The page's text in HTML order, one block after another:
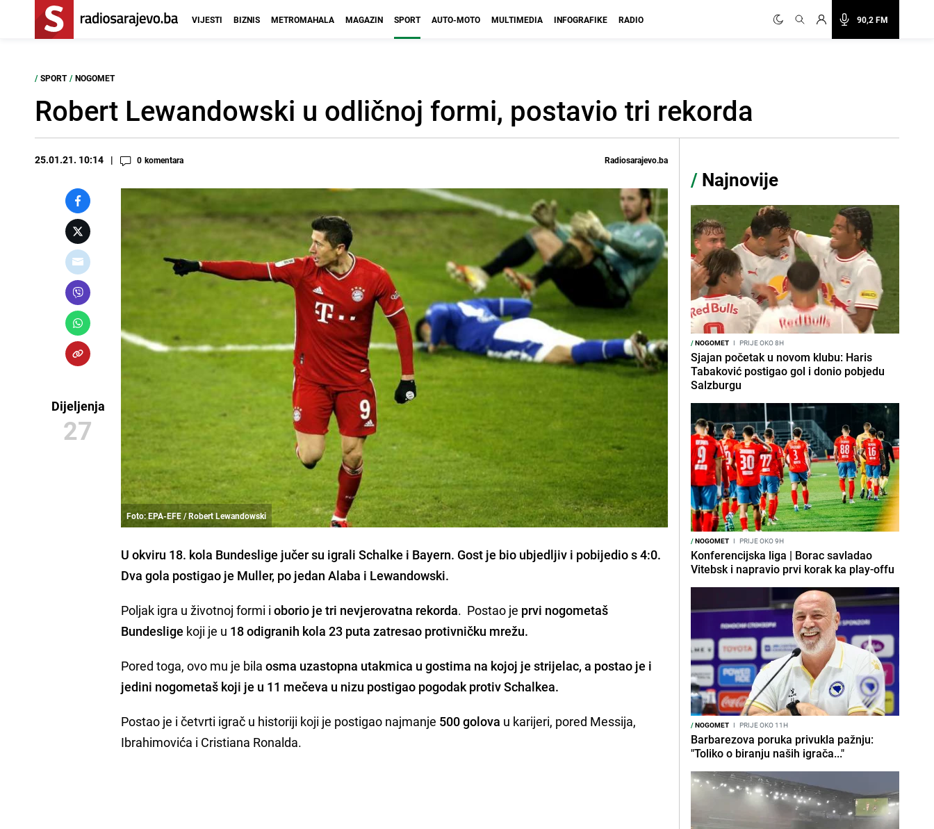
90,2 FM
VIJESTI BIZNIS METROMAHALA MAGAZIN SPORT AUTO-MOTO MULTIMEDIA INFOGRAFIKE RADIO
/ SPORT / NOGOMET
Robert Lewandowski u odličnoj formi, postavio tri rekorda
25.01.21. 10:14 0 komentara Radiosarajevo.ba
Dijeljenja
27
Foto: EPA-EFE / Robert Lewandowski
U okviru 18. kola Bundeslige jučer su igrali Schalke i Bayern. Gost je bio ubjedljiv i pobijedio s 4:0.
Dva gola postigao je Muller, po jedanAlaba i Lewandowski.
Poljak igra u životnoj formi ioborio je tri nevjerovatna rekorda. Postao je prvi nogometaš
Bundeslige koji je u 18 odigranih kola 23 puta zatresao protivničku mrežu.
Pored toga, ovo mu je bilaosma uzastopna utakmica u gostima na kojoj je strijelac, a postao je i
jedini nogometaš koji je u 11 mečeva u nizu postigao pogodak protiv Schalkea.
Postao je i četvrti igrač u historiji koji je postigao najmanje 500 golova u karijeri, pored Messija,
Ibrahimovića i Cristiana Ronalda.
/ Najnovije
/NOGOMET I PRIJE OKO 8H
Sjajan početak u novom klubu: Haris
Tabaković postigao gol i donio pobjedu
Salzburgu
/NOGOMET I PRIJE OKO 9H
Konferencijska liga | Borac savladao
Vitebsk i napravio prvi korak ka play-offu
/NOGOMET I PRIJE OKO 11H
Barbarezova poruka privukla pažnju:
"Toliko o biranju naših igrača..."